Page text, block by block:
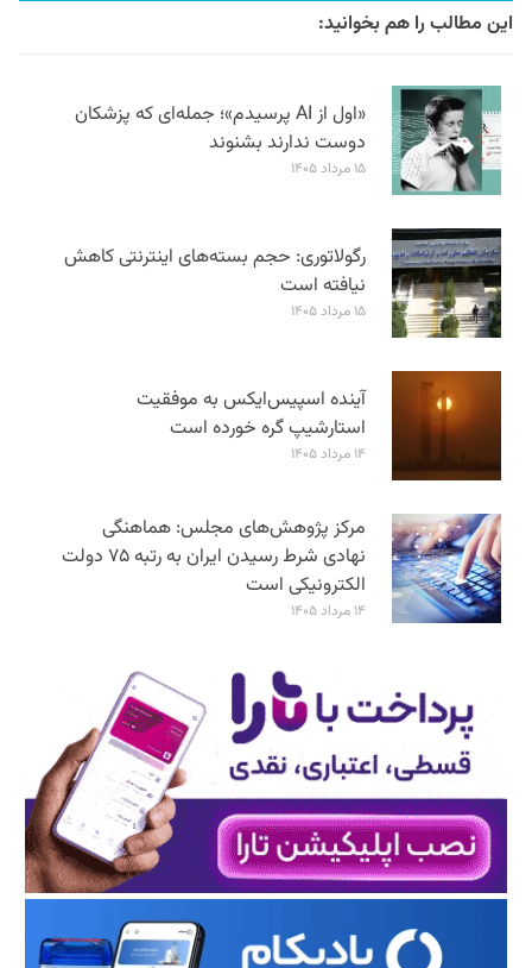
این مطالب را هم بخوانید:
«اول از AI پرسیدم»؛ جمله‌ای که پزشکان
دوست ندارند بشنوند
۱۵ مرداد ۱۴۰۵
رگولاتوری: حجم بسته‌های اینترنتی کاهش
نیافته است
۱۵ مرداد ۱۴۰۵
آینده اسپیس‌ایکس به موفقیت
استارشیپ گره خورده است
۱۴ مرداد ۱۴۰۵
مرکز پژوهش‌های مجلس: هماهنگی
نهادی شرط رسیدن ایران به رتبه ۷۵ دولت
الکترونیکی است
۱۴ مرداد ۱۴۰۵